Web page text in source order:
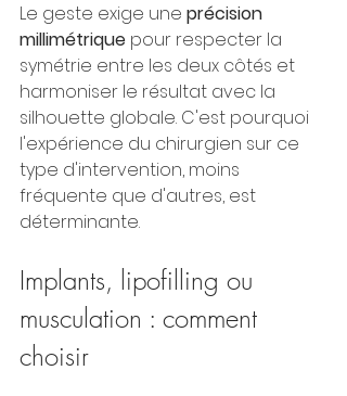
Le geste exige une précision
millimétrique pour respecter la
symétrie entre les deux côtés et
harmoniser le résultat avec la
silhouette globale. C'est pourquoi
l'expérience du chirurgien sur ce
type d'intervention, moins
fréquente que d'autres, est
déterminante.
Implants, lipofilling ou
musculation : comment
choisir